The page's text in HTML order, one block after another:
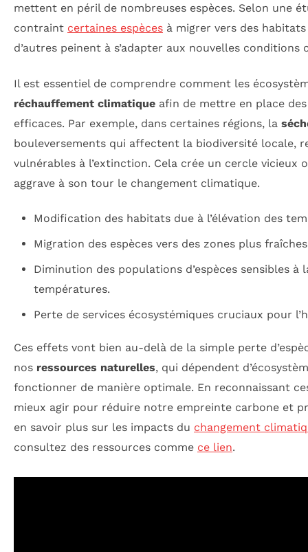
mettent en péril de nombreuses espèces. Selon une
contraint certaines espèces à migrer vers des
d’autres peinent à s’adapter aux nouvelles conditions
Il est essentiel de comprendre comment les
réchauffement climatique afin de mettre en place
efficaces. Par exemple, dans certaines régions, la
bouleversements qui affectent la biodiversité locale,
vulnérables à l’extinction. Cela crée un cercle vicieux
aggrave à son tour le changement climatique.
Modification des habitats due à l’élévation des
Migration des espèces vers des zones plus
Diminution des populations d’espèces sensibles à
températures.
Perte de services écosystémiques cruciaux pour
Ces effets vont bien au-delà de la simple perte
nos ressources naturelles, qui dépendent
fonctionner de manière optimale. En reconnaissant
mieux agir pour réduire notre empreinte carbone et
en savoir plus sur les impacts du changement
consultez des ressources comme ce lien.